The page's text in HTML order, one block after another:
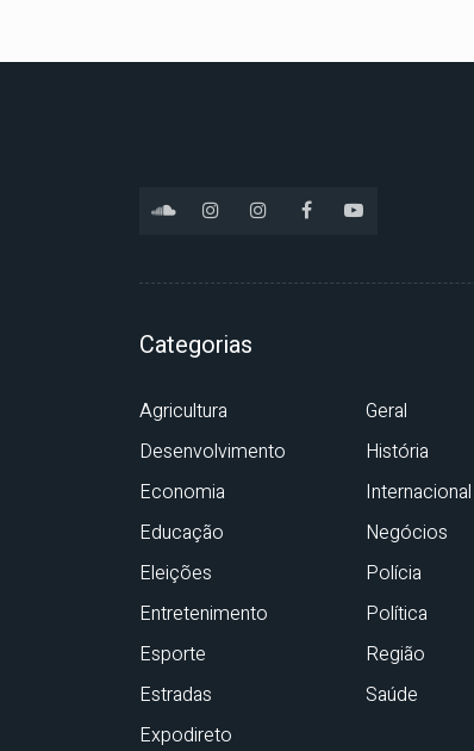
Categorias
Agricultura
Desenvolvimento
Economia
Educação
Eleições
Entretenimento
Esporte
Estradas
Expodireto
Geral
História
Internacional
Negócios
Polícia
Política
Região
Saúde